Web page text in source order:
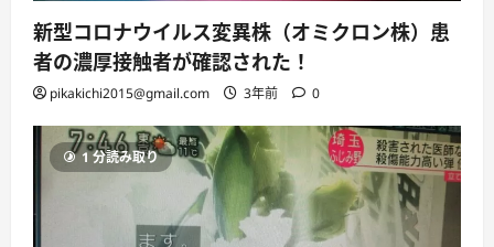
新型コロナウイルス変異株（オミクロン株）患
者の濃厚接触者が確認された！
pikakichi2015@gmail.com 3年前 0
1 分読み取り